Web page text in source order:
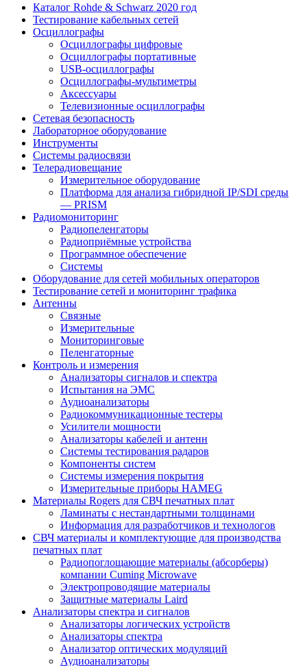
Каталог Rohde & Schwarz 2020 год
Тестирование кабельных сетей
Осциллографы
Осциллографы цифровые
Осциллографы портативные
USB-осциллографы
Осциллографы-мультиметры
Аксессуары
Телевизионные осциллографы
Сетевая безопасность
Лабораторное оборудование
Инструменты
Системы радиосвязи
Телерадиовещание
Измерительное оборудование
Платформа для анализа гибридной IP/SDI среды
— PRISM
Радиомониторинг
Радиопеленгаторы
Радиоприёмные устройства
Программное обеспечение
Системы
Оборудование для сетей мобильных операторов
Тестирование сетей и мониторинг трафика
Антенны
Связные
Измерительные
Мониторинговые
Пеленгаторные
Контроль и измерения
Анализаторы сигналов и спектра
Испытания на ЭМС
Аудиоанализаторы
Радиокоммуникационные тестеры
Усилители мощности
Анализаторы кабелей и антенн
Системы тестирования радаров
Компоненты систем
Системы измерения покрытия
Измерительные приборы HAMEG
Материалы Rogers для СВЧ печатных плат
Ламинаты с нестандартными толщинами
Информация для разработчиков и технологов
СВЧ материалы и комплектующие для производства
печатных плат
Радиопоглощающие материалы (абсорберы)
компании Cuming Microwave
Электропроводящие материалы
Защитные материалы Laird
Анализаторы спектра и сигналов
Анализаторы логических устройств
Анализаторы спектра
Анализатор оптических модуляций
Аудиоанализаторы